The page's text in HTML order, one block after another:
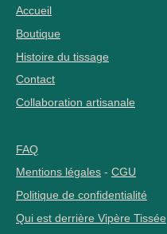
Accueil
Boutique
Histoire du tissage
Contact
Collaboration artisanale
FAQ
Mentions légales - CGU
Politique de confidentialité
Qui est derrière Vipère Tissée